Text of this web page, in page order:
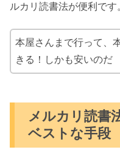
ルカリ読書法が便利です
本屋さんまで行って、
きる！しかも安いのだ
メルカリ読書
ベストな手段